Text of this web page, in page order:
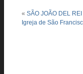
« SÃO JOÃO DEL
Igreja de São